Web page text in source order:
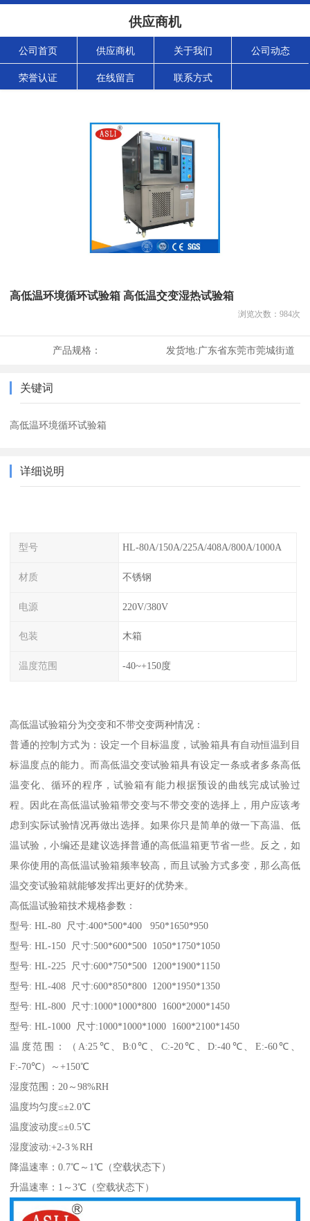
供应商机
公司首页 供应商机 关于我们 公司动态
荣誉认证 在线留言 联系方式
高低温环境循环试验箱 高低温交变湿热试验箱
浏览次数： 984次
产品规格： 发货地:广东省东莞市莞城街道
关键词
高低温环境循环试验箱
详细说明
型号 HL-80A/150A/225A/408A/800A/1000A
材质 不锈钢
电源 220V/380V
包装 木箱
温度范围 -40~+150度
高低温试验箱分为交变和不带交变两种情况：
普通的控制方式为：设定一个目标温度，试验箱具有自动恒温到目
标温度点的能力。而高低温交变试验箱具有设定一条或者多条高低
温变化、循环的程序，试验箱有能力根据预设的曲线完成试验过
程。因此在高低温试验箱带交变与不带交变的选择上，用户应该考
虑到实际试验情况再做出选择。如果你只是简单的做一下高温、低
温试验，小编还是建议选择普通的高低温箱更节省一些。反之，如
果你使用的高低温试验箱频率较高，而且试验方式多变，那么高低
温交变试验箱就能够发挥出更好的优势来。
高低温试验箱技术规格参数：
型号: HL-80 尺寸:400*500*400 950*1650*950
型号: HL-150 尺寸:500*600*500 1050*1750*1050
型号: HL-225 尺寸:600*750*500 1200*1900*1150
型号: HL-408 尺寸:600*850*800 1200*1950*1350
型号: HL-800 尺寸:1000*1000*800 1600*2000*1450
型号: HL-1000 尺寸:1000*1000*1000 1600*2100*1450
温度范围：（A:25℃、B:0℃、C:-20℃、D:-40℃、E:-60℃、
F:-70℃）～+150℃
湿度范围：20～98%RH
温度均匀度≤±2.0℃
温度波动度≤±0.5℃
湿度波动:+2-3％RH
降温速率：0.7℃～1℃（空载状态下）
升温速率：1～3℃（空载状态下）